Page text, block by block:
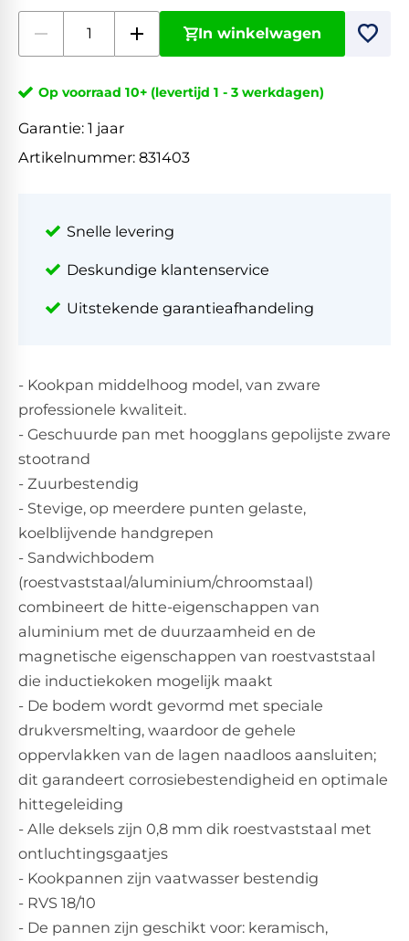
In winkelwagen
Op voorraad 10+ (levertijd 1 - 3 werkdagen)
Garantie: 1 jaar
Artikelnummer: 831403
Snelle levering
Deskundige klantenservice
Uitstekende garantieafhandeling
- Kookpan middelhoog model, van zware
professionele kwaliteit.
- Geschuurde pan met hoogglans gepolijste zware
stootrand
- Zuurbestendig
- Stevige, op meerdere punten gelaste,
koelblijvende handgrepen
- Sandwichbodem
(roestvaststaal/aluminium/chroomstaal)
combineert de hitte-eigenschappen van
aluminium met de duurzaamheid en de
magnetische eigenschappen van roestvaststaal
die inductiekoken mogelijk maakt
- De bodem wordt gevormd met speciale
drukversmelting, waardoor de gehele
oppervlakken van de lagen naadloos aansluiten;
dit garandeert corrosiebestendigheid en optimale
hittegeleiding
- Alle deksels zijn 0,8 mm dik roestvaststaal met
ontluchtingsgaatjes
- Kookpannen zijn vaatwasser bestendig
- RVS 18/10
- De pannen zijn geschikt voor: keramisch,